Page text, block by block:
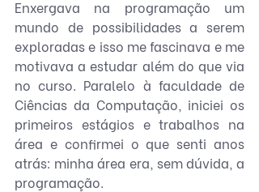
Enxergava na programação um
mundo de possibilidades a serem
exploradas e isso me fascinava e me
motivava a estudar além do que via
no curso. Paralelo à faculdade de
Ciências da Computação, iniciei os
primeiros estágios e trabalhos na
área e confirmei o que senti anos
atrás: minha área era, sem dúvida, a
programação.